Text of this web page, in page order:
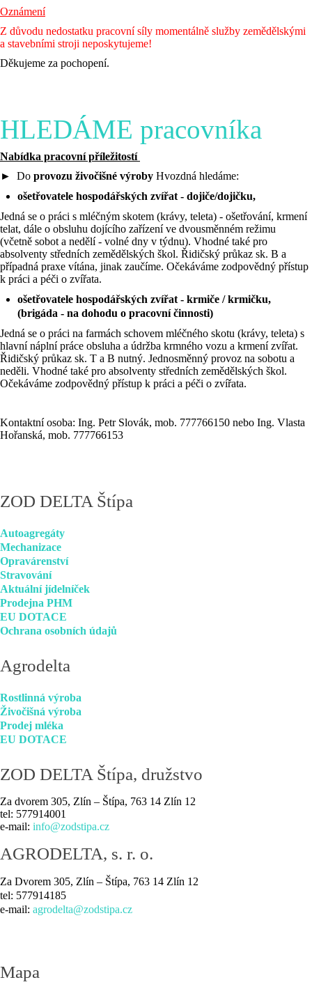
Oznámení
Z důvodu nedostatku pracovní síly momentálně služby zemědělskými
a stavebními stroji neposkytujeme!
Děkujeme za pochopení.
HLEDÁME pracovníka
Nabídka pracovní příležitostí
► Do provozu živočišné výroby Hvozdná hledáme:
ošetřovatele hospodářských zvířat - dojiče/dojičku,
Jedná se o práci s mléčným skotem (krávy, teleta) - ošetřování, krmení
telat, dále o obsluhu dojícího zařízení ve dvousměnném režimu
(včetně sobot a nedělí - volné dny v týdnu). Vhodné také pro
absolventy středních zemědělských škol. Řidičský průkaz sk. B a
případná praxe vítána, jinak zaučíme. Očekáváme zodpovědný přístup
k práci a péči o zvířata.
ošetřovatele hospodářských zvířat - krmiče / krmičku,
(brigáda - na dohodu o pracovní činnosti)
Jedná se o práci na farmách schovem mléčného skotu (krávy, teleta) s
hlavní náplní práce obsluha a údržba krmného vozu a krmení zvířat.
Řidičský průkaz sk. T a B nutný. Jednosměnný provoz na sobotu a
neděli. Vhodné také pro absolventy středních zemědělských škol.
Očekáváme zodpovědný přístup k práci a péči o zvířata.
Kontaktní osoba: Ing. Petr Slovák, mob. 777766150 nebo Ing. Vlasta
Hořanská, mob. 777766153
ZOD DELTA Štípa
Autoagregáty
Mechanizace
Opravárenství
Stravování
Aktuální jídelníček
Prodejna PHM
EU DOTACE
Ochrana osobních údajů
Agrodelta
Rostlinná výroba
Živočišná výroba
Prodej mléka
EU DOTACE
ZOD DELTA Štípa, družstvo
Za dvorem 305, Zlín – Štípa, 763 14 Zlín 12
tel: 577914001
e-mail: info@zodstipa.cz
AGRODELTA, s. r. o.
Za Dvorem 305, Zlín – Štípa, 763 14 Zlín 12
tel: 577914185
e-mail: agrodelta@zodstipa.cz
Mapa